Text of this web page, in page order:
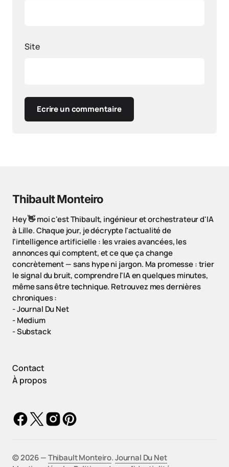
Site
Ecrire un commentaire
Thibault Monteiro
Hey 👋 moi c'est Thibault, ingénieur et orchestrateur d'IA
à Lille. Chaque jour, je décrypte l'actualité de
l'intelligence artificielle : les vraies avancées, les
annonces qui comptent, et ce que ça change
concrètement — sans hype ni jargon. Ma promesse : trier
le signal du bruit, comprendre l'IA en quelques minutes,
même sans être technique. Retrouvez mes dernières
chroniques :
-Journal Du Net
-Medium
-Substack
Contact
À propos
©️ 2026 —Thibault Monteiro.Journal Du Net